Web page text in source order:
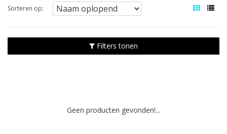
Sorteren op:
Filters tonen
Geen producten gevonden!...